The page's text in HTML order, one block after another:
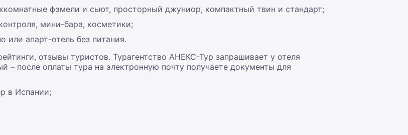
фэмели и сьют, просторный джуниор, компактный твин и стандарт;
мини-бара, косметики;
или апарт-отель без питания.
отзывы туристов. Турагентство АНЕКС-Тур запрашивает у отеля
– после оплаты тура на электронную почту получаете документы для
в Испании;